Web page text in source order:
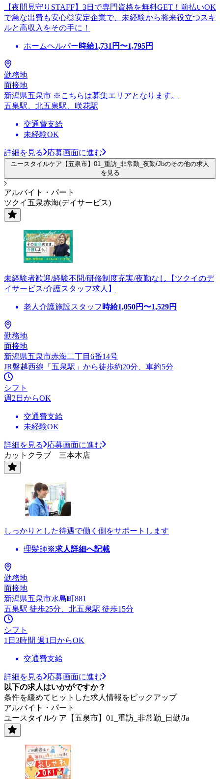
【夜間見守りSTAFF】3日で専門資格を無料GET！前払いOK
で急な出費も安心◎安定企業で、未経験から将来役立つスキ
ルと高収入をその手に！
ホームヘルパー時給1,731 円〜1,795円
勤務地
面接地
新潟県五泉市 ※こちらは募集エリアとなります。
五泉駅、北五泉駅、咲花駅
交通費支給
未経験OK
詳細を見る 応募画面に進む
ユースタイルケア【五泉市】01_重訪_非常勤_夜勤/Jbのその他の求人
を見る
アルバイト・パート
ツクイ五泉赤海(デイサービス)
未経験者歓迎/経験不問/研修制度充実/夜勤なし【ツクイのデ
イサービス/介護スタッフ求人】
老人介護施設スタッフ 時給1,050円〜1,529円
勤務地
面接地
新潟県五泉市赤海二丁目6番14号
JR磐越西線「五泉駅」から徒歩約20分、車約5分
シフト
週2日からOK
交通費支給
未経験OK
詳細を見る
応募画面に進む
カットクラブ 三本木店
しっかりとした待遇で働く側をサポートします
理髪師※求人詳細へ記載
勤務地
面接地
新潟県五泉市水島町881
五泉駅 徒歩25分、北五泉駅 徒歩15分
シフト
1日3時間 週1日からOK
交通費支給
詳細を見る
応募画面に進む
以下の求人はいかがですか？
条件を緩めてヒットした求人情報をピックアップ
アルバイト・パート
ユースタイルケア【五泉市】01_重訪_非常勤_日勤/Ja